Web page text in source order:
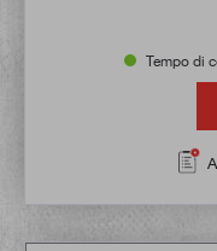
Tempo di